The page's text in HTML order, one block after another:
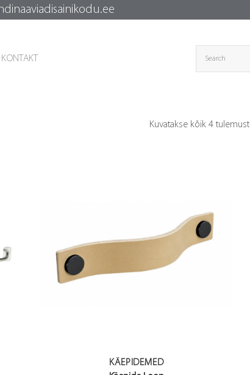
KONTAKT
Kuvatakse kõik 4 tulemust
KÄEPIDEMED